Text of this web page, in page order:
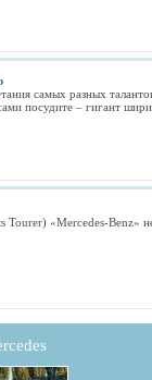
самых разных
посудите – гигант
Tourer) «Mercedes-Benz»